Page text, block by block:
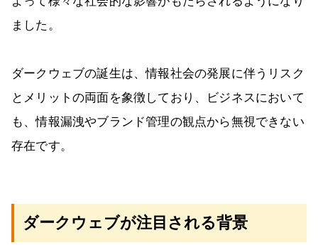
ました。
ダークウェブの誕生は、情報社会の発展に伴うリスク
とメリットの両面を象徴しており、ビジネスにおいて
も、情報漏洩やブランド管理の観点から無視できない
存在です。
ダークウェブが注目される背景